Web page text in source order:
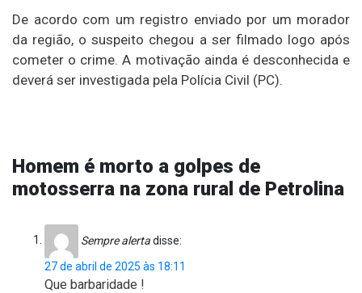
De acordo com um registro enviado por um morador
da região, o suspeito chegou a ser filmado logo após
cometer o crime. A motivação ainda é desconhecida e
deverá ser investigada pela Polícia Civil (PC).
Homem é morto a golpes de
motosserra na zona rural de Petrolina
Sempre alertadisse:
27 de abril de 2025 às 18:11
Que barbaridade !